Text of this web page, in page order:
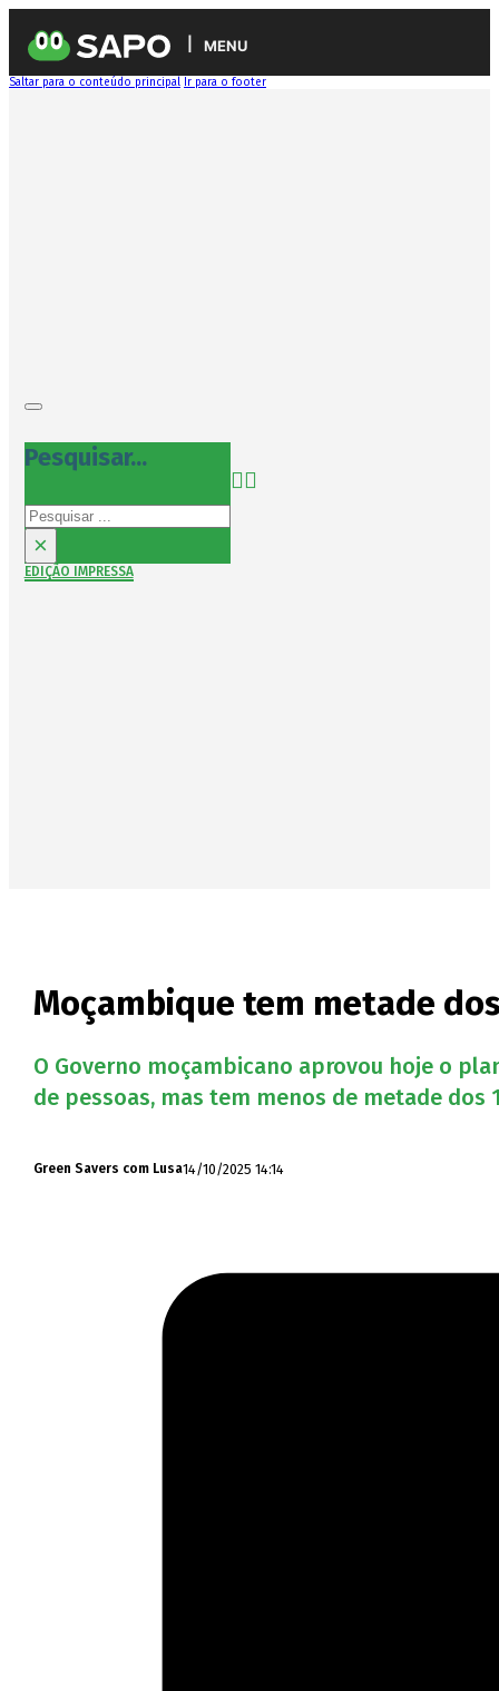
MENU
Saltar para o conteúdo principal Ir para o footer
Pesquisar...
Pesquisar
×
EDIÇÃO IMPRESSA
Moçambique tem metade
O Governo moçambicano aprovou hoje o
de pessoas, mas tem menos de metade
Green Savers com Lusa14/10/2025 14:14